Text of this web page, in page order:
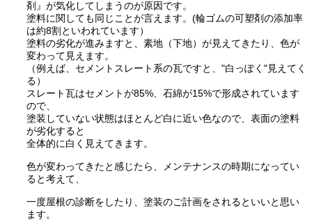
剤』が気化してしまうのが原因です。
塗料に関しても同じことが言えます。(輪ゴムの可塑剤の添加率
は約8割といわれています）
塗料の劣化が進みますと、素地（下地）が見えてきたり、色が
変わって見えます。
（例えば、セメントスレート系の瓦ですと、"白っぽく"見えてく
る）
スレート瓦はセメントが85%、石綿が15%で形成されています
ので、
塗装していない状態はほとんど白に近い色なので、表面の塗料
が劣化すると
全体的に白く見えてきます。
色が変わってきたと感じたら、メンテナンスの時期になってい
ると考えて、
一度屋根の診断をしたり、塗装のご計画をされるといいと思い
ます。